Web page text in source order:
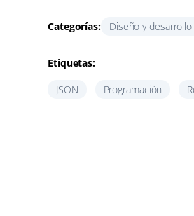
Categorías: Diseño y
Etiquetas:
JSON Programación